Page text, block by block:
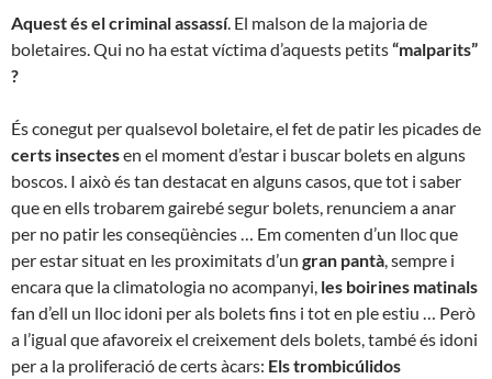
Aquest és el criminal assassí. El malson de la majoria de
boletaires. Qui no ha estat víctima d’aquests petits“malparits”
?
És conegut per qualsevol boletaire, el fet de patir les picades de
certs insectesen el moment d’estar i buscar bolets en alguns
boscos. I això és tan destacat en alguns casos, que tot i saber
que en ells trobarem gairebé segur bolets, renunciem a anar
per no patir les conseqüències … Em comenten d’un lloc que
per estar situat en les proximitats d’un gran pantà, sempre i
encara que la climatologia no acompanyi, les boirines matinals
fan d’ell un lloc idoni per als bolets fins i tot en ple estiu … Però
a l’igual que afavoreix el creixement dels bolets, també és idoni
per a la proliferació de certs àcars: Els trombicúlidos